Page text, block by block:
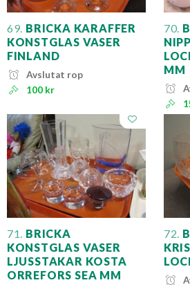
69. BRICKA KARAFFER
KONSTGLAS VASER
FINLAND
Avslutat rop
100 kr
70.
MM
71. BRICKA
KONSTGLAS VASER
LJUSSTAKAR KOSTA
ORREFORS SEA MM
72.